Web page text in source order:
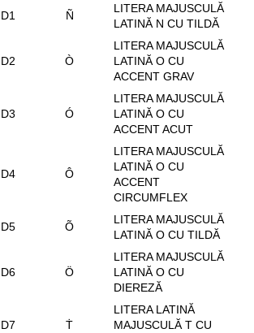
D1 Ñ
LITERA MAJUSCULĂ
LATINĂ N CU TILDĂ
D2 Ò
LITERA MAJUSCULĂ
LATINĂ O CU
ACCENT GRAV
D3 Ó
LITERA MAJUSCULĂ
LATINĂ O CU
ACCENT ACUT
D4 Ô
LITERA MAJUSCULĂ
LATINĂ O CU
ACCENT
CIRCUMFLEX
D5 Õ
LITERA MAJUSCULĂ
LATINĂ O CU TILDĂ
D6 Ö
LITERA MAJUSCULĂ
LATINĂ O CU
DIEREZĂ
D7 Ṫ
LITERA LATINĂ
MAJUSCULĂ T CU